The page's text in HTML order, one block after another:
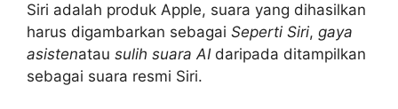
Siri adalah produk Apple, suara yang dihasilkan
harus digambarkan sebagai Seperti Siri, gaya
asistenatau sulih suara AIdaripada ditampilkan
sebagai suara resmi Siri.